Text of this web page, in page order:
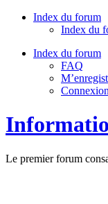
Index du forum
Index du
Index du forum
FAQ
Connexion
Le premier forum